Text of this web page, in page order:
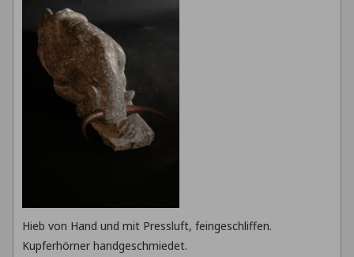
Hieb von Hand und mit Pressluft, feingeschliffen.
Kupferhörner handgeschmiedet.